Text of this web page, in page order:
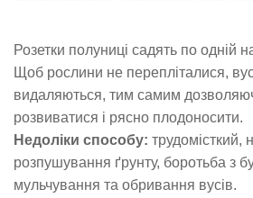
Розетки полуниці садять по одній
Щоб рослини не перепліталися,
видаляються, тим самим
розвиватися і рясно плодоносити.
Недоліки способу: трудомісткий,
розпушування ґрунту, боротьба з
мульчування та обривання вусів.